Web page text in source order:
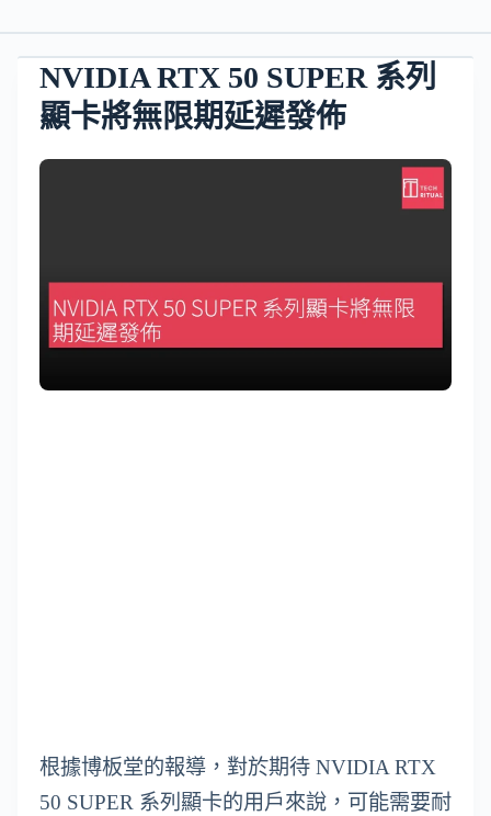
NVIDIA RTX 50 SUPER 系列
顯卡將無限期延遲發佈
根據博板堂的報導，對於期待 NVIDIA RTX
50 SUPER 系列顯卡的用戶來說，可能需要耐